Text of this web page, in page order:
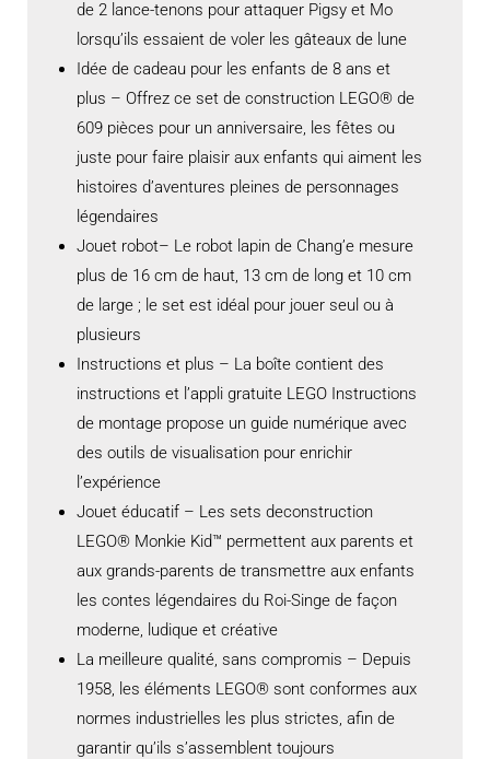
de 2 lance-tenons pour attaquer Pigsy et Mo
lorsqu’ils essaient de voler les gâteaux de lune
Idée de cadeau pour les enfants de 8 ans et
plus – Offrez ce set de construction LEGO® de
609 pièces pour un anniversaire, les fêtes ou
juste pour faire plaisir aux enfants qui aiment les
histoires d’aventures pleines de personnages
légendaires
Jouet robot– Le robot lapin de Chang’e mesure
plus de 16 cm de haut, 13 cm de long et 10 cm
de large ; le set est idéal pour jouer seul ou à
plusieurs
Instructions et plus – La boîte contient des
instructions et l’appli gratuite LEGO Instructions
de montage propose un guide numérique avec
des outils de visualisation pour enrichir
l’expérience
Jouet éducatif – Les sets deconstruction
LEGO® Monkie Kid™ permettent aux parents et
aux grands-parents de transmettre aux enfants
les contes légendaires du Roi-Singe de façon
moderne, ludique et créative
La meilleure qualité, sans compromis – Depuis
1958, les éléments LEGO® sont conformes aux
normes industrielles les plus strictes, afin de
garantir qu’ils s’assemblent toujours